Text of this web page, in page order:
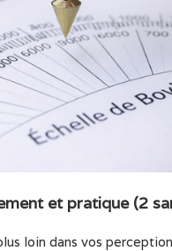
et pratique (2
loin dans vos